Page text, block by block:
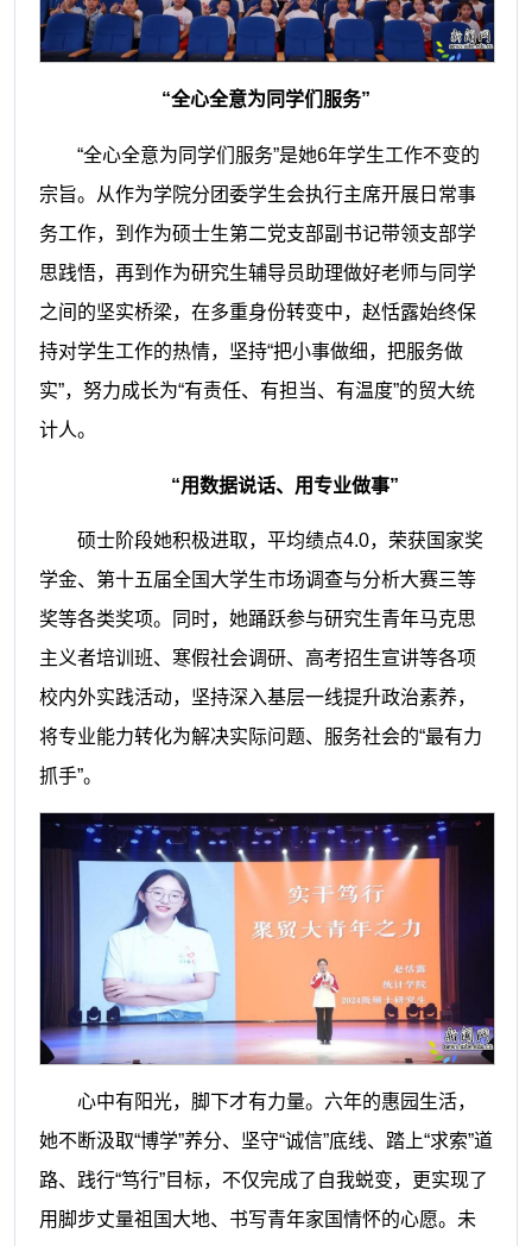
“全心全意为同学们服务”
“全心全意为同学们服务”是她6年学生工作不变的
宗旨。从作为学院分团委学生会执行主席开展日常事
务工作，到作为硕士生第二党支部副书记带领支部学
思践悟，再到作为研究生辅导员助理做好老师与同学
之间的坚实桥梁，在多重身份转变中，赵恬露始终保
持对学生工作的热情，坚持“把小事做细，把服务做
实”，努力成长为“有责任、有担当、有温度”的贸大统
计人。
“用数据说话、用专业做事”
硕士阶段她积极进取，平均绩点4.0，荣获国家奖
学金、第十五届全国大学生市场调查与分析大赛三等
奖等各类奖项。同时，她踊跃参与研究生青年马克思
主义者培训班、寒假社会调研、高考招生宣讲等各项
校内外实践活动，坚持深入基层一线提升政治素养，
将专业能力转化为解决实际问题、服务社会的“最有力
抓手”。
心中有阳光，脚下才有力量。六年的惠园生活，
她不断汲取“博学”养分、坚守“诚信”底线、踏上“求索”道
路、践行“笃行”目标，不仅完成了自我蜕变，更实现了
用脚步丈量祖国大地、书写青年家国情怀的心愿。未